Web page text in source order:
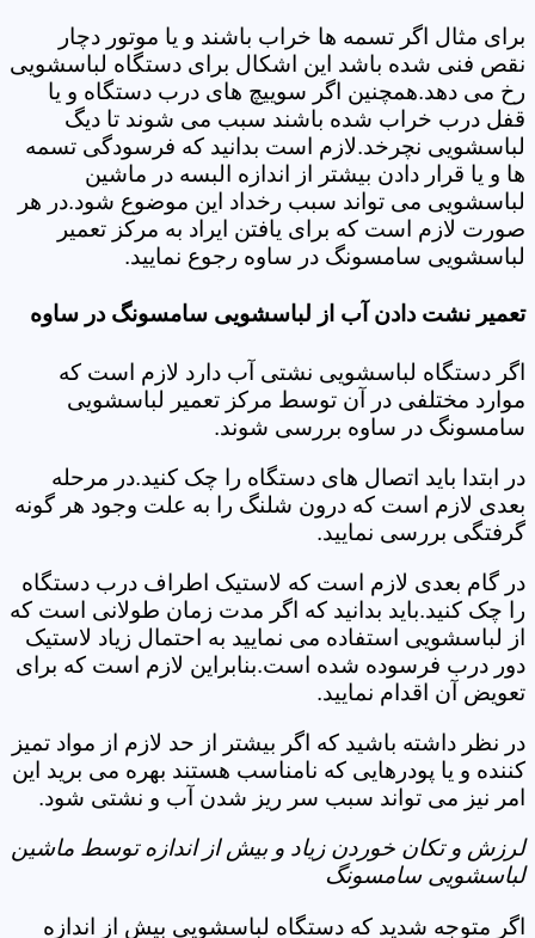
برای مثال اگر تسمه ها خراب باشند و یا موتور دچار
نقص فنی شده باشد این اشکال برای دستگاه لباسشویی
رخ می دهد.همچنین اگر سوییچ های درب دستگاه و یا
قفل درب خراب شده باشند سبب می شوند تا دیگ
لباسشویی نچرخد.لازم است بدانید که فرسودگی تسمه
ها و یا قرار دادن بیشتر از اندازه البسه در ماشین
لباسشویی می تواند سبب رخداد این موضوع شود.در هر
صورت لازم است که برای یافتن ایراد به مرکز تعمیر
لباسشویی سامسونگ در ساوه رجوع نمایید.
تعمیر نشت دادن آب از لباسشویی سامسونگ در ساوه
اگر دستگاه لباسشویی نشتی آب دارد لازم است که
موارد مختلفی در آن توسط مرکز تعمیر لباسشویی
سامسونگ در ساوه بررسی شوند.
در ابتدا باید اتصال های دستگاه را چک کنید.در مرحله
بعدی لازم است که درون شلنگ را به علت وجود هر گونه
گرفتگی بررسی نمایید.
در گام بعدی لازم است که لاستیک اطراف درب دستگاه
را چک کنید.باید بدانید که اگر مدت زمان طولانی است که
از لباسشویی استفاده می نمایید به احتمال زیاد لاستیک
دور درب فرسوده شده است.بنابراین لازم است که برای
تعویض آن اقدام نمایید.
در نظر داشته باشید که اگر بیشتر از حد لازم از مواد تمیز
کننده و یا پودرهایی که نامناسب هستند بهره می برید این
امر نیز می تواند سبب سر ریز شدن آب و نشتی شود.
لرزش و تکان خوردن زیاد و بیش از اندازه توسط ماشین
لباسشویی سامسونگ
اگر متوجه شدید که دستگاه لباسشویی بیش از اندازه